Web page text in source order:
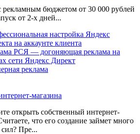
рекламным бюджетом от 30 000 рублей
от 2-х дней...
настройка Яндекс
на аккаунте клиента
РСЯ — догоняющая реклама на
сети Яндекс Директ
реклама
магазина
открыть собственный интернет-
что его создание займет много
Пре...